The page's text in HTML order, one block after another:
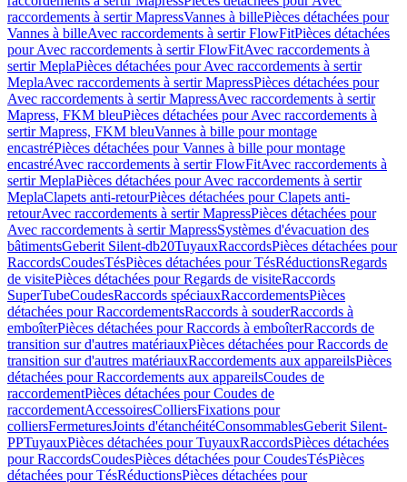
raccordements à sertir MapressVannes à billePièces détachées pour
Vannes à billeAvec raccordements à sertir FlowFitPièces détachées
pour Avec raccordements à sertir FlowFitAvec raccordements à
sertir MeplaPièces détachées pour Avec raccordements à sertir
MeplaAvec raccordements à sertir MapressPièces détachées pour
Avec raccordements à sertir MapressAvec raccordements à sertir
Mapress, FKM bleuPièces détachées pour Avec raccordements à
sertir Mapress, FKM bleuVannes à bille pour montage
encastréPièces détachées pour Vannes à bille pour montage
encastréAvec raccordements à sertir FlowFitAvec raccordements à
sertir MeplaPièces détachées pour Avec raccordements à sertir
MeplaClapets anti-retourPièces détachées pour Clapets anti-
retourAvec raccordements à sertir MapressPièces détachées pour
Avec raccordements à sertir MapressSystèmes d'évacuation des
bâtimentsGeberit Silent-db20TuyauxRaccordsPièces détachées pour
RaccordsCoudesTésPièces détachées pour TésRéductionsRegards
de visitePièces détachées pour Regards de visiteRaccords
SuperTubeCoudesRaccords spéciauxRaccordementsPièces
détachées pour RaccordementsRaccords à souderRaccords à
emboîterPièces détachées pour Raccords à emboîterRaccords de
transition sur d'autres matériauxPièces détachées pour Raccords de
transition sur d'autres matériauxRaccordements aux appareilsPièces
détachées pour Raccordements aux appareilsCoudes de
raccordementPièces détachées pour Coudes de
raccordementAccessoiresColliersFixations pour
colliersFermeturesJoints d'étanchéitéConsommablesGeberit Silent-
PPTuyauxPièces détachées pour TuyauxRaccordsPièces détachées
pour RaccordsCoudesPièces détachées pour CoudesTésPièces
détachées pour TésRéductionsPièces détachées pour